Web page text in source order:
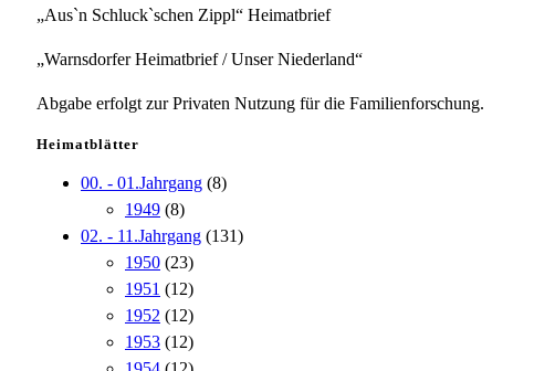
„Aus`n Schluck`schen Zippl“ Heimatbrief
„Warnsdorfer Heimatbrief / Unser Niederland“
Abgabe erfolgt zur Privaten Nutzung für die Familienforschung.
Heimatblätter
00. - 01.Jahrgang (8)
1949 (8)
02. - 11.Jahrgang (131)
1950 (23)
1951 (12)
1952 (12)
1953 (12)